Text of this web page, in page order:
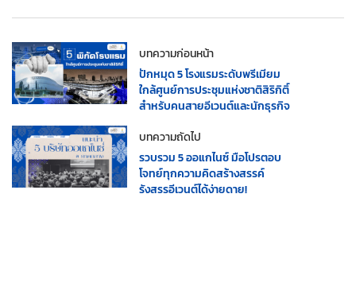
บทความก่อนหน้า
ปักหมุด 5 โรงแรมระดับพรีเมียม
ใกล้ศูนย์การประชุมแห่งชาติสิริกิติ์
สำหรับคนสายอีเวนต์และนักธุรกิจ
บทความถัดไป
รวบรวม 5 ออแกไนซ์ มือโปรตอบ
โจทย์ทุกความคิดสร้างสรรค์
รังสรรอีเวนต์ได้ง่ายดาย!